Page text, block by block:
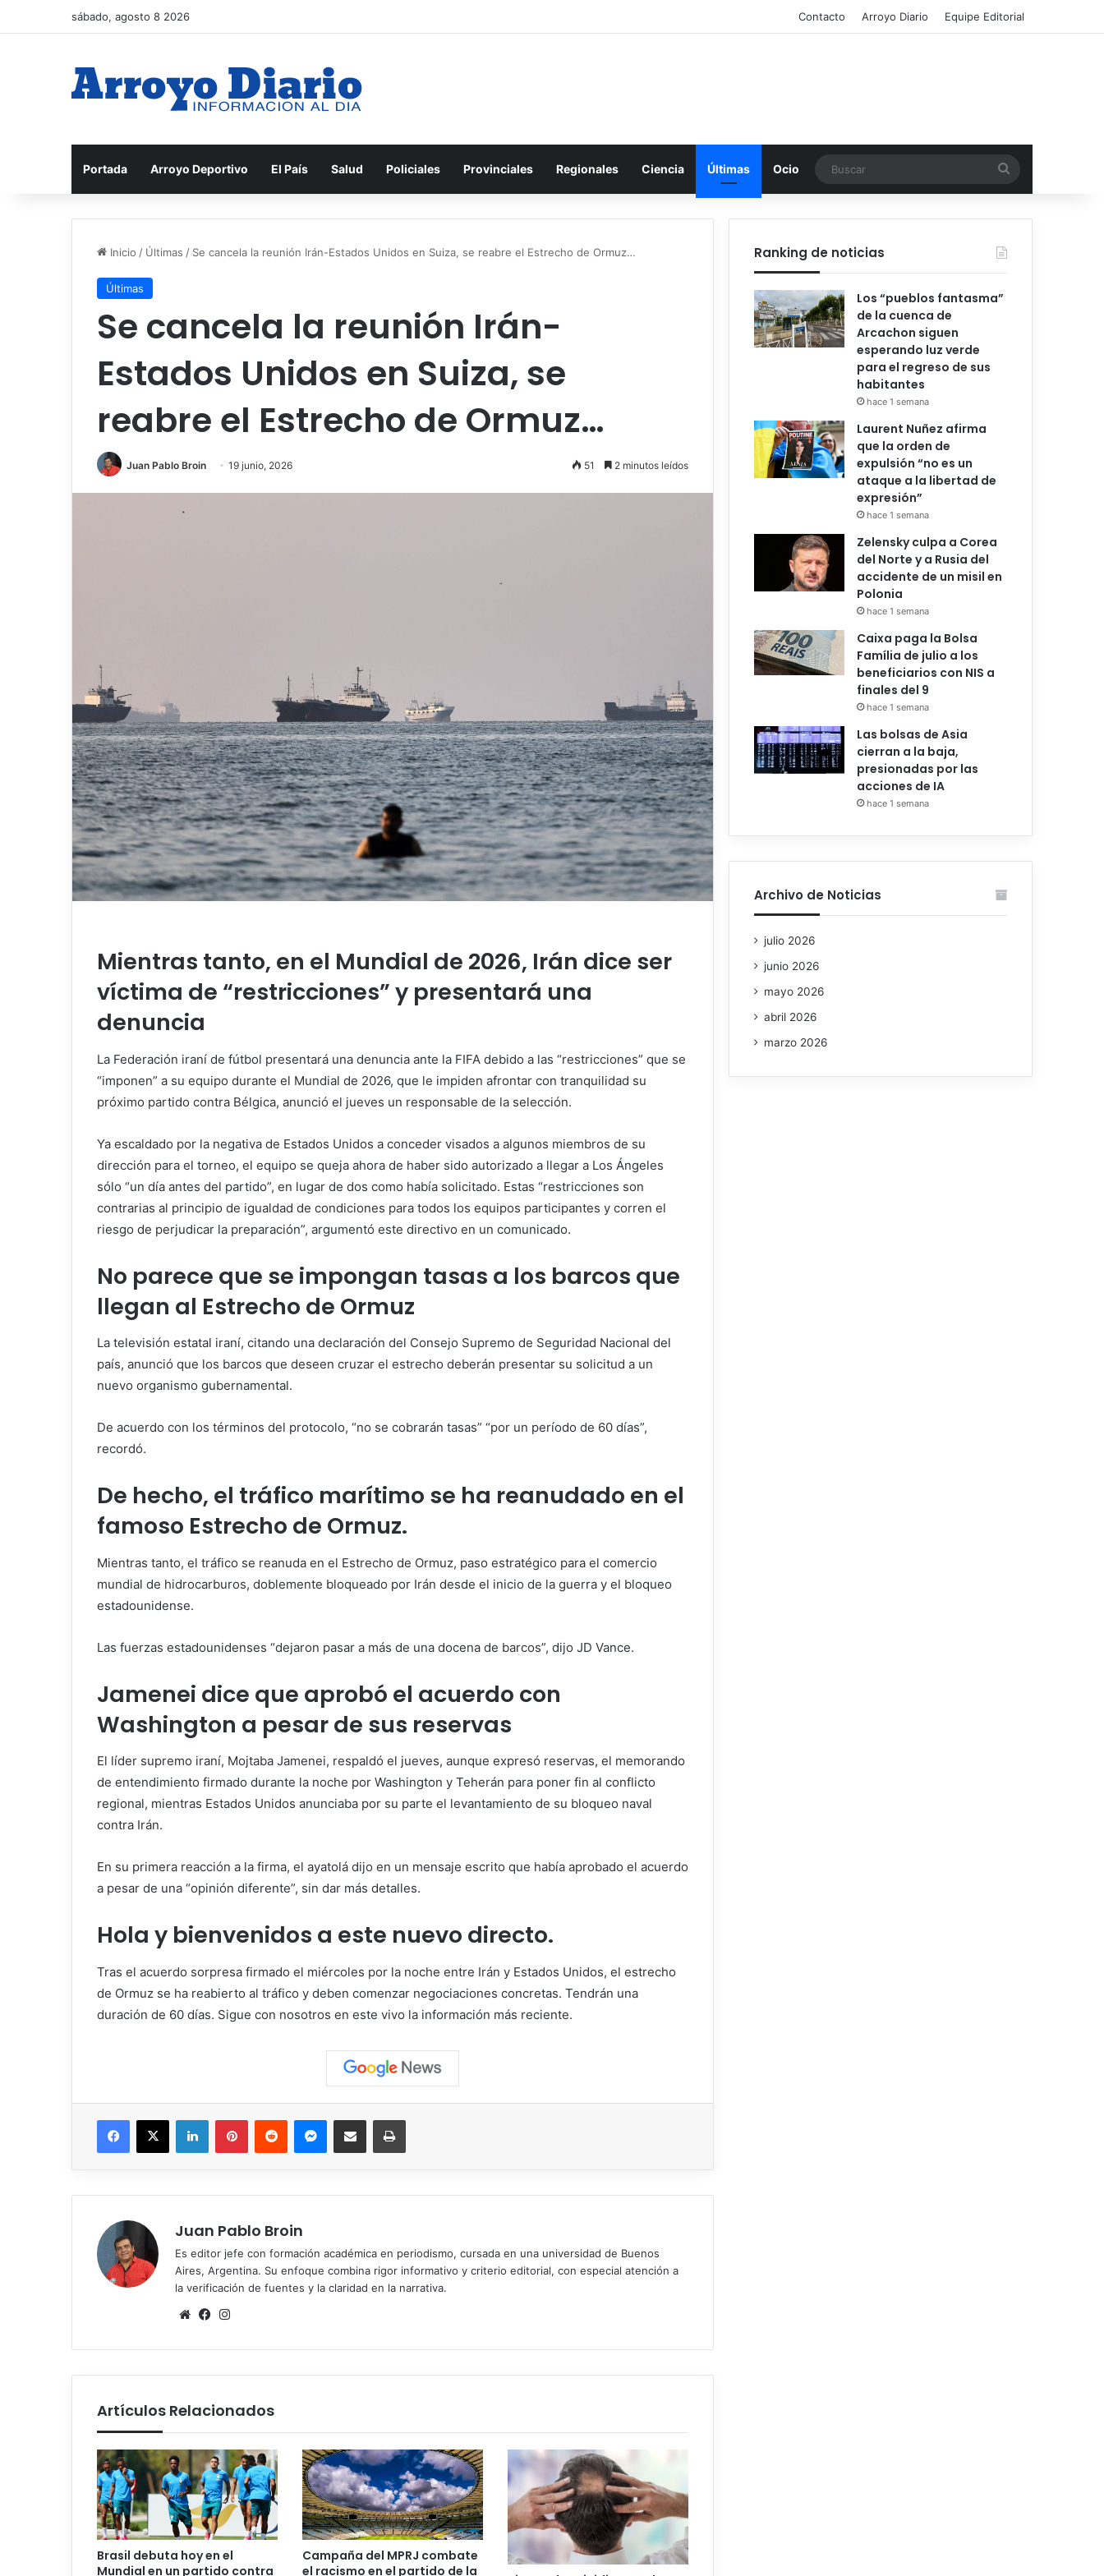
sábado, agosto 8 2026 Contacto Arroyo Diario Equipe Editorial
Portada Arroyo Deportivo El País Salud Policiales Provinciales Regionales Ciencia Últimas Ocio
Inicio / Últimas / Se cancela la reunión Irán-Estados Unidos en Suiza, se reabre el Estrecho de Ormuz…
Últimas
Se cancela la reunión Irán-
Estados Unidos en Suiza, se
reabre el Estrecho de Ormuz…
Juan Pablo Broin 19 junio, 2026 51 2 minutos leídos
Mientras tanto, en el Mundial de 2026, Irán dice ser
víctima de “restricciones” y presentará una
denuncia
La Federación iraní de fútbol presentará una denuncia ante la FIFA debido a las “restricciones” que se
“imponen” a su equipo durante el Mundial de 2026, que le impiden afrontar con tranquilidad su
próximo partido contra Bélgica, anunció el jueves un responsable de la selección.
Ya escaldado por la negativa de Estados Unidos a conceder visados ​​a algunos miembros de su
dirección para el torneo, el equipo se queja ahora de haber sido autorizado a llegar a Los Ángeles
sólo “un día antes del partido”, en lugar de dos como había solicitado. Estas “restricciones son
contrarias al principio de igualdad de condiciones para todos los equipos participantes y corren el
riesgo de perjudicar la preparación”, argumentó este directivo en un comunicado.
No parece que se impongan tasas a los barcos que
llegan al Estrecho de Ormuz
La televisión estatal iraní, citando una declaración del Consejo Supremo de Seguridad Nacional del
país, anunció que los barcos que deseen cruzar el estrecho deberán presentar su solicitud a un
nuevo organismo gubernamental.
De acuerdo con los términos del protocolo, “no se cobrarán tasas” “por un período de 60 días”,
recordó.
De hecho, el tráfico marítimo se ha reanudado en el
famoso Estrecho de Ormuz.
Mientras tanto, el tráfico se reanuda en el Estrecho de Ormuz, paso estratégico para el comercio
mundial de hidrocarburos, doblemente bloqueado por Irán desde el inicio de la guerra y el bloqueo
estadounidense.
Las fuerzas estadounidenses “dejaron pasar a más de una docena de barcos”, dijo JD Vance.
Jamenei dice que aprobó el acuerdo con
Washington a pesar de sus reservas
El líder supremo iraní, Mojtaba Jamenei, respaldó el jueves, aunque expresó reservas, el memorando
de entendimiento firmado durante la noche por Washington y Teherán para poner fin al conflicto
regional, mientras Estados Unidos anunciaba por su parte el levantamiento de su bloqueo naval
contra Irán.
En su primera reacción a la firma, el ayatolá dijo en un mensaje escrito que había aprobado el acuerdo
a pesar de una “opinión diferente”, sin dar más detalles.
Hola y bienvenidos a este nuevo directo.
Tras el acuerdo sorpresa firmado el miércoles por la noche entre Irán y Estados Unidos, el estrecho
de Ormuz se ha reabierto al tráfico y deben comenzar negociaciones concretas. Tendrán una
duración de 60 días. Sigue con nosotros en este vivo la información más reciente.
Facebook
X LinkedInPinterestReddit MessengerCompartir vía correo electrónicoImprimir
Juan Pablo Broin
Es editor jefe con formación académica en periodismo, cursada en una universidad de Buenos
Aires, Argentina. Su enfoque combina rigor informativo y criterio editorial, con especial atención a
la verificación de fuentes y la claridad en la narrativa.
SitioFacebook
Artículos Relacionados
Brasil debuta hoy en el
Mundial en un partido contra
Campaña del MPRJ combate
el racismo en el partido de la
Ranking de noticias
Los “pueblos fantasma”
de la cuenca de
Arcachon siguen
esperando luz verde
para el regreso de sus
habitantes
hace 1 semana
Laurent Nuñez afirma
que la orden de
expulsión “no es un
ataque a la libertad de
expresión”
hace 1 semana
Zelensky culpa a Corea
del Norte y a Rusia del
accidente de un misil en
Polonia
hace 1 semana
Caixa paga la Bolsa
Família de julio a los
beneficiarios con NIS a
finales del 9
hace 1 semana
Las bolsas de Asia
cierran a la baja,
presionadas por las
acciones de IA
hace 1 semana
Archivo de Noticias
julio 2026
junio 2026
mayo 2026
abril 2026
marzo 2026